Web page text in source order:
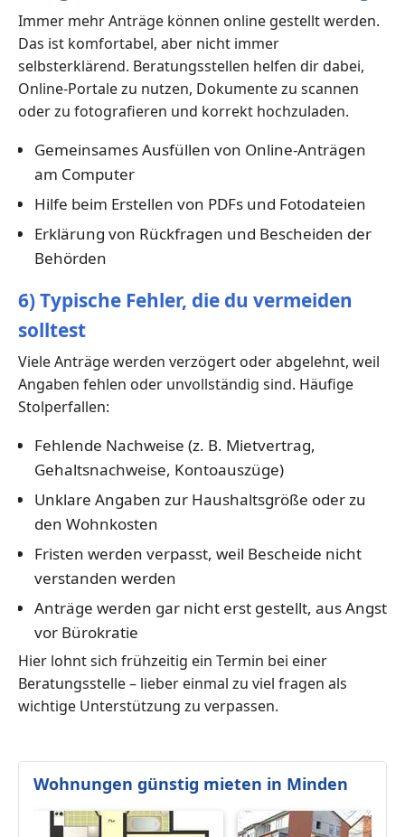
Immer mehr Anträge können online gestellt werden.
Das ist komfortabel, aber nicht immer
selbsterklärend. Beratungsstellen helfen dir dabei,
Online-Portale zu nutzen, Dokumente zu scannen
oder zu fotografieren und korrekt hochzuladen.
Gemeinsames Ausfüllen von Online-Anträgen
am Computer
Hilfe beim Erstellen von PDFs und Fotodateien
Erklärung von Rückfragen und Bescheiden der
Behörden
6) Typische Fehler, die du vermeiden
solltest
Viele Anträge werden verzögert oder abgelehnt, weil
Angaben fehlen oder unvollständig sind. Häufige
Stolperfallen:
Fehlende Nachweise (z. B. Mietvertrag,
Gehaltsnachweise, Kontoauszüge)
Unklare Angaben zur Haushaltsgröße oder zu
den Wohnkosten
Fristen werden verpasst, weil Bescheide nicht
verstanden werden
Anträge werden gar nicht erst gestellt, aus Angst
vor Bürokratie
Hier lohnt sich frühzeitig ein Termin bei einer
Beratungsstelle – lieber einmal zu viel fragen als
wichtige Unterstützung zu verpassen.
Wohnungen günstig mieten in Minden